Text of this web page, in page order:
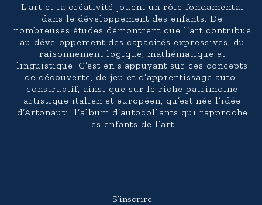
L’art et la créativité jouent un rôle fondamental
dans le développement des enfants. De
nombreuses études démontrent que l’art contribue
au développement des capacités expressives, du
raisonnement logique, mathématique et
linguistique. C’est en s’appuyant sur ces concepts
de découverte, de jeu et d’apprentissage auto-
constructif, ainsi que sur le riche patrimoine
artistique italien et européen, qu’est née l’idée
d’Artonauti: l’album d’autocollants qui rapproche
les enfants de l’art.
S’inscrire